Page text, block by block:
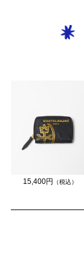
15,400円 （税込）